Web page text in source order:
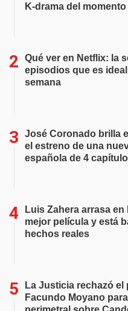
K-drama del momento
Qué ver en Netflix: la
episodios que es
semana
José Coronado brilla
el estreno de una
española de 4
Luis Zahera arrasa
mejor película y está
hechos reales
La Justicia rechazó el
Facundo Moyano